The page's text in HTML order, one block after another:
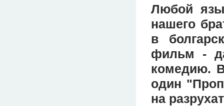
Любой
нашего
в
фильм -
комедию.
один
на